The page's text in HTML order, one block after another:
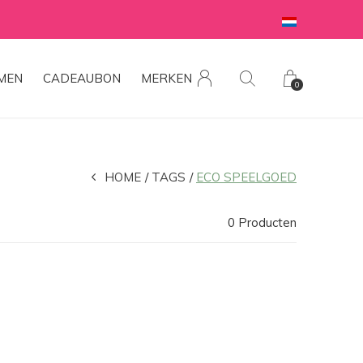
CADEAUBON MERKEN 0
HOME TAGS ECO SPEELGOED
0 Producten